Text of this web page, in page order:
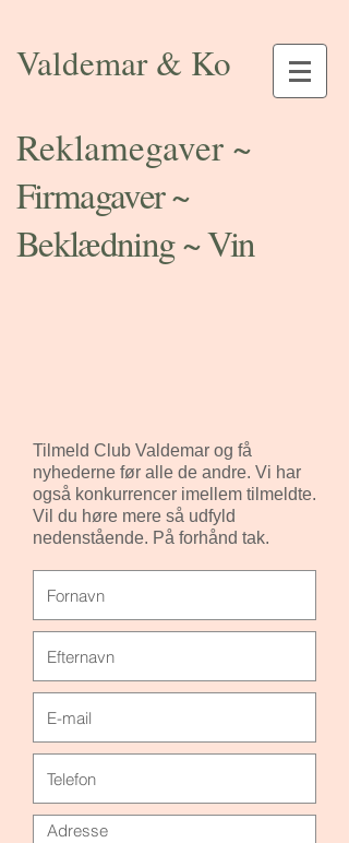
Valdemar & Ko
Reklamegaver ~
Firmagaver ~
Beklædning ~ Vin
Tilmeld Club Valdemar og få
nyhederne før alle de andre. Vi har
også konkurrencer imellem tilmeldte.
Vil du høre mere så udfyld
nedenstående. På forhånd tak.